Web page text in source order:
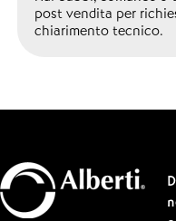
post vendita per
chiarimento tecnico.